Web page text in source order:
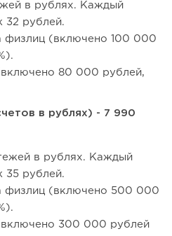
в рублях. Каждый
32 рублей.
физлиц (включено 100 000
80 000 рублей,
в рублях) - 7 990
в рублях. Каждый
35 рублей.
физлиц (включено 500 000
300 000 рублей